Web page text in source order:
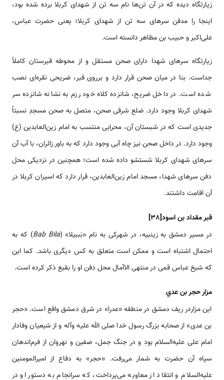
زیارتگاه دیده که در آن تن‌‌ها نام سه تن از شهدای کربلا برده شده بود،
اینجا را مدفن سر‌‌های سه تن از شهدای کربلا؛ یعنی حضرت عباس،
علی‌اکبر و حبیب بن مظاهر دانسته ‌‌‌‌است.
زیارتگاه سر‌‌های شهدا دارای صحن مستقل و از محوطه قبرستان کاملاً
جد‌‌‌‌است. بنا در میان صحن قرار دارد و برروی قبر، ضریحی نقره‌ای نصب
شده ‌‌‌‌است. در داخل ضریح، شانزده کلاه خود رزم به نشانه شانزده سر
شهدای کربلا وجود دارد. ضلع شرقی صحن، متصل به صحن مسجدِ نسبتاً
جدیدی ‌‌‌‌است که در شبستان آن، محرابی منتسب به امام زین‌العابدین (ع)
وجود دارد. در داخل صحن نیز چاه آبی وجود دارد که به باور زائران، با آب آن
سر‌‌های شهدای کربلا شستشو داده شده ‌‌‌‌است؛ همچنین در نزدیکی محل
دفن سر‌‌های شهدا، مسجد امام زین‌العابدین، قرار دارد که اسیران کربلا در
آن اقامت داشتند.
قبر مقداد بن اسود[38]
در مسیر دمشق به زینبیه، در شهرکی به نام «بَب­بیلا» (Bab Bila) که به
احتمال اشتباه ‌‌‌‌است و ممکن ‌‌‌‌است متعلق به کس دیگری باشد. کما این
که شیخ عباس قمی در منتهی الاآمال محل دفن او را بقیع ذکر کرده ‌‌‌‌است.
مزار حجر بن عدي
این مزاردر ریف دمشق در منطقه «عدرا» در شرق دمشق واقع ‌‌‌‌است. «حجر
بن عدی» از صحابه بزرگ رسول خدا صلی الله علیه وآله و از شیعیان وفادار
امام علی علیه‌السلام بود و در جنگ جمل، صفین و نهروان از فرم‌‌‌‌‌اند‌‌هان
سپاه آن حضرت به شمار می‌رفت. «حجر» به دفاع از امیرالمومنین
علیه‌السلام و انتقاد از معاویه می‌پرداخت، که سرانجام به دستور او در